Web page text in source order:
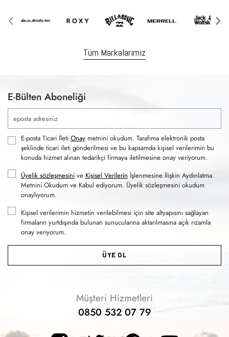
Tüm Markalarımız
E-Bülten Aboneliği
E-posta Ticari İleti Onaymetnini okudum. Tarafıma elektronik posta
şeklinde ticari ileti gönderilmesi ve bu kapsamda kişisel verilerimin bu
konuda hizmet alınan tedarikçi firmaya iletilmesine onay veriyorum.
Üyelik sözleşmesinive Kişisel Verilerin İşlenmesine İlişkin Aydınlatma
Metnini Okudum ve Kabul ediyorum. Üyelik sözleşmesini okudum
onaylıyorum.
Kişisel verilerimin hizmetin verilebilmesi için site altyapısını sağlayan
firmaların yurtdışında bulunan sunucularına aktarılmasına açık rızamla
onay veriyorum.
ÜYE OL
Müşteri Hizmetleri
0850 532 07 79